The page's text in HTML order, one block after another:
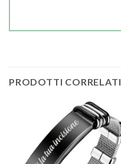
PRODOTTI CORRELATI